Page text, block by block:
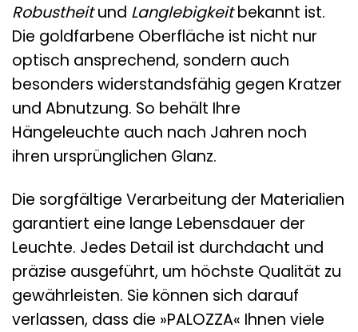
Robustheitund Langlebigkeitbekannt ist.
Die goldfarbene Oberfläche ist nicht nur
optisch ansprechend, sondern auch
besonders widerstandsfähig gegen Kratzer
und Abnutzung. So behält Ihre
Hängeleuchte auch nach Jahren noch
ihren ursprünglichen Glanz.
Die sorgfältige Verarbeitung der Materialien
garantiert eine lange Lebensdauer der
Leuchte. Jedes Detail ist durchdacht und
präzise ausgeführt, um höchste Qualität zu
gewährleisten. Sie können sich darauf
verlassen, dass die »PALOZZA« Ihnen viele